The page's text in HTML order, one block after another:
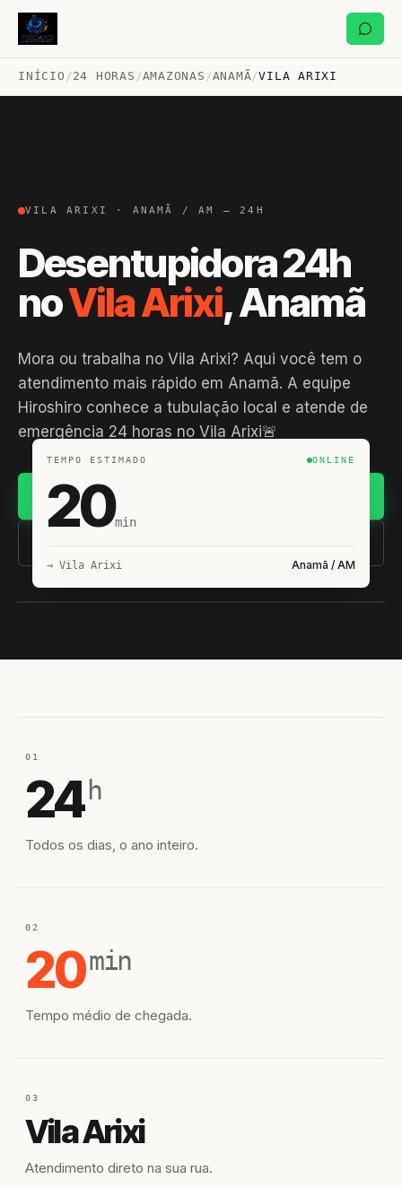
INÍCIO /24 HORAS /AMAZONAS /ANAMÃ/VILA ARIXI
VILA ARIXI · ANAMÃ / AM — 24H
Desentupidora 24h
noVila Arixi, Anamã
Mora ou trabalha no Vila Arixi? Aqui você tem o
atendimento mais rápido em Anamã. A equipe
Hiroshiro conhece a tubulação local e atende de
emergência 24 horas no Vila Arixi🚨
(11) 93407-8838
TEMPO ESTIMADO ONLINE
20min
→ Vila Arixi Anamã / AM
01
24 h
Todos os dias, o ano inteiro.
02
20min
Tempo médio de chegada.
03
Vila Arixi
Atendimento direto na sua rua.